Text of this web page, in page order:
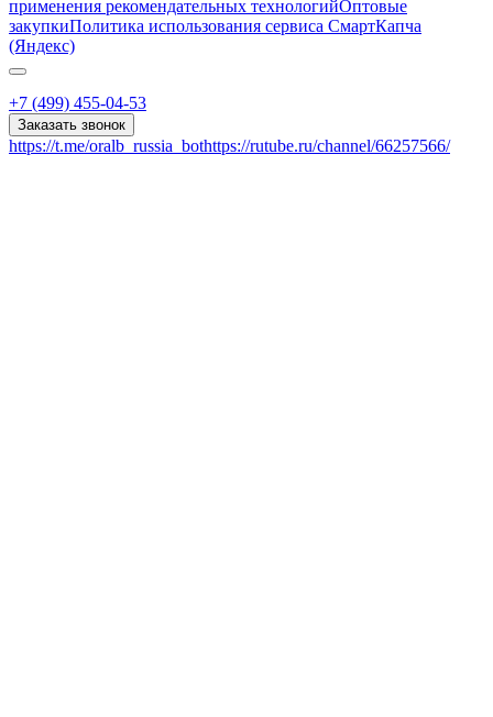
применения рекомендательных технологийОптовые
закупкиПолитика использования сервиса СмартКапча
(Яндекс)
+7 (499) 455-04-53
Заказать звонок
https://t.me/oralb_russia_bothttps://rutube.ru/channel/66257566/